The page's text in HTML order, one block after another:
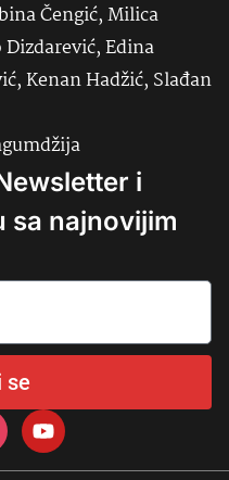
Čengić, Milica
Edina
Kenan Hadžić, Slađan
i
sa najnovijim
se